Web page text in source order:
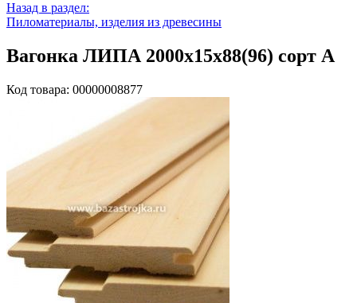
Назад в раздел:
Пиломатериалы, изделия из древесины
Вагонка ЛИПА 2000х15х88(96) сорт А
Код товара: 00000008877